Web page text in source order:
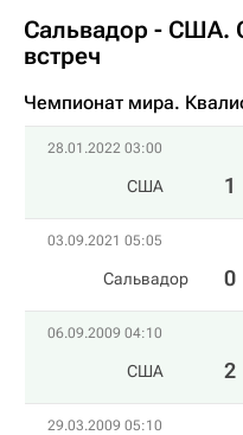
Сальвадор - США.
встреч
Чемпионат мира.
28.01.2022 03:00
США 1
03.09.2021 05:05
Сальвадор 0
06.09.2009 04:10
США 2
29.03.2009 05:10